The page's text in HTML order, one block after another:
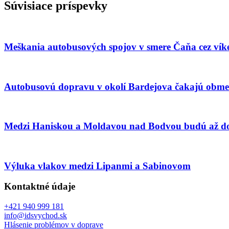
Súvisiace príspevky
Meškania autobusových spojov v smere Čaňa cez
Autobusovú dopravu v okolí Bardejova čakajú
Medzi Haniskou a Moldavou nad Bodvou budú až
Výluka vlakov medzi Lipanmi a Sabinovom
Kontaktné údaje
+421 940 999 181
info@idsvychod.sk
Hlásenie problémov v doprave